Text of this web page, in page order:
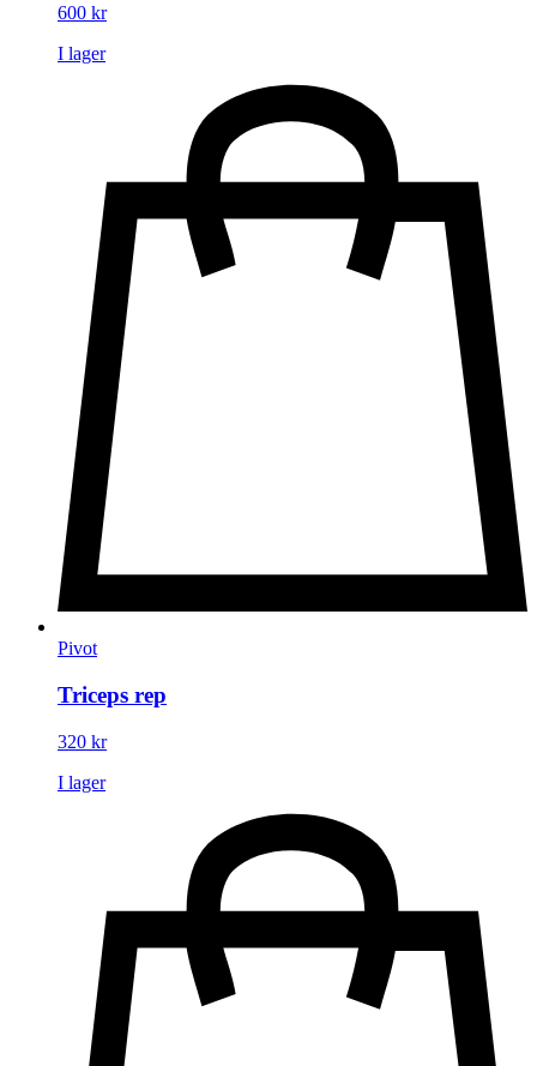
600 kr
I lager
Pivot
Triceps rep
320 kr
I lager